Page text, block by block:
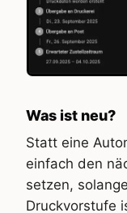
Was ist neu?
Statt eine
einfach den
setzen,
Druckvorstufe